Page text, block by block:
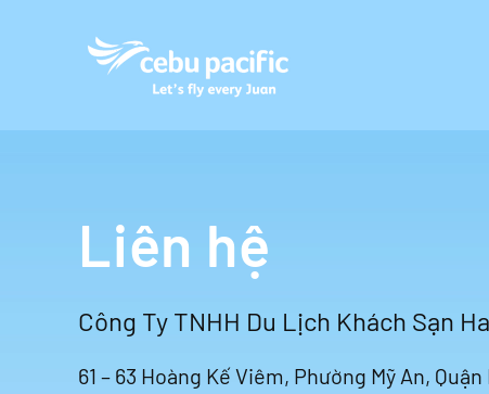
Skip to main content
Liên hệ
Công Ty TNHH Du Lịch Khách Sạn
61 – 63 Hoàng Kế Viêm, Phường Mỹ An,